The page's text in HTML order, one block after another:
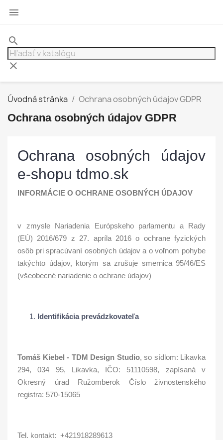

search
clear
Úvodná stránka Ochrana osobných údajov GDPR
Ochrana osobných údajov GDPR
Ochrana osobných údajov
e-shopu tdmo.sk
INFORMÁCIE O OCHRANE OSOBNÝCH ÚDAJOV
v zmysle Nariadenia Európskeho parlamentu a Rady
(EÚ) 2016/679 z 27. apríla 2016 o ochrane fyzických
osôb pri spracúvaní osobných údajov a o voľnom pohybe
takýchto údajov, ktorým sa zrušuje smernica 95/46/ES
(všeobecné nariadenie o ochrane údajov)
Identifikácia prevádzkovateľa
Tomáš Kiebel - TDM Design Studio, so sídlom: Likavka
294, 034 95, Likavka, IČO: 51110598, zapísaná v
Okresný úrad Ružomberok Číslo živnostenského
registra: 570-15065
Tel. kontakt: +421918289613